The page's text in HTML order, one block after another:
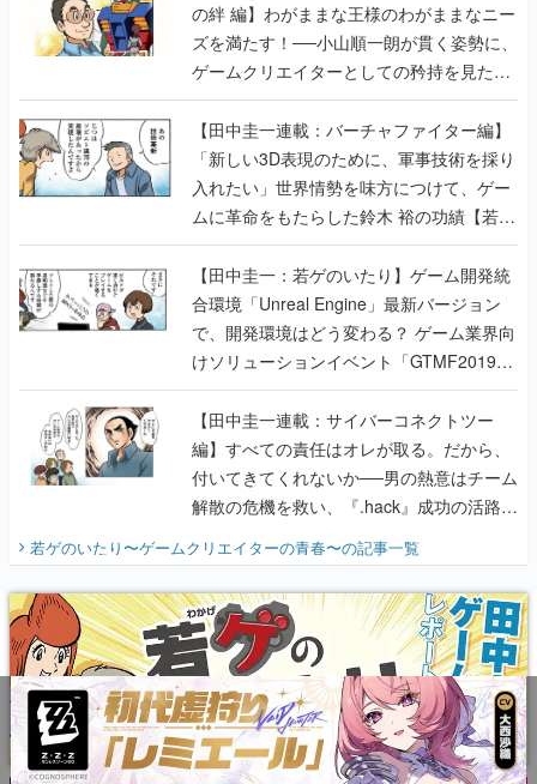
の絆 編】わがままな王様のわがままなニー
ズを満たす！──小山順一朗が貫く姿勢に、
ゲームクリエイターとしての矜持を見た
【若ゲのいたり最終回】
【田中圭一連載：バーチャファイター編】
「新しい3D表現のために、軍事技術を採り
入れたい」世界情勢を味方につけて、ゲー
ムに革命をもたらした鈴木 裕の功績【若ゲ
のいたり】
【田中圭一：若ゲのいたり】ゲーム開発統
合環境「Unreal Engine」最新バージョン
で、開発環境はどう変わる？ ゲーム業界向
けソリューションイベント「GTMF2019」
に行って、より理解を深めよう【PR】
【田中圭一連載：サイバーコネクトツー
編】すべての責任はオレが取る。だから、
付いてきてくれないか──男の熱意はチーム
解散の危機を救い、『.hack』成功の活路を
開く。業界の快男児・松山 洋に流れる血は
『少年ジャンプ』色だった【若ゲのいた
り】
若ゲのいたり〜ゲームクリエイターの青春〜の記事一覧